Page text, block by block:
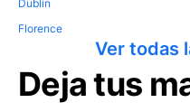
Dublin
Florence
Ver todas
Deja tus